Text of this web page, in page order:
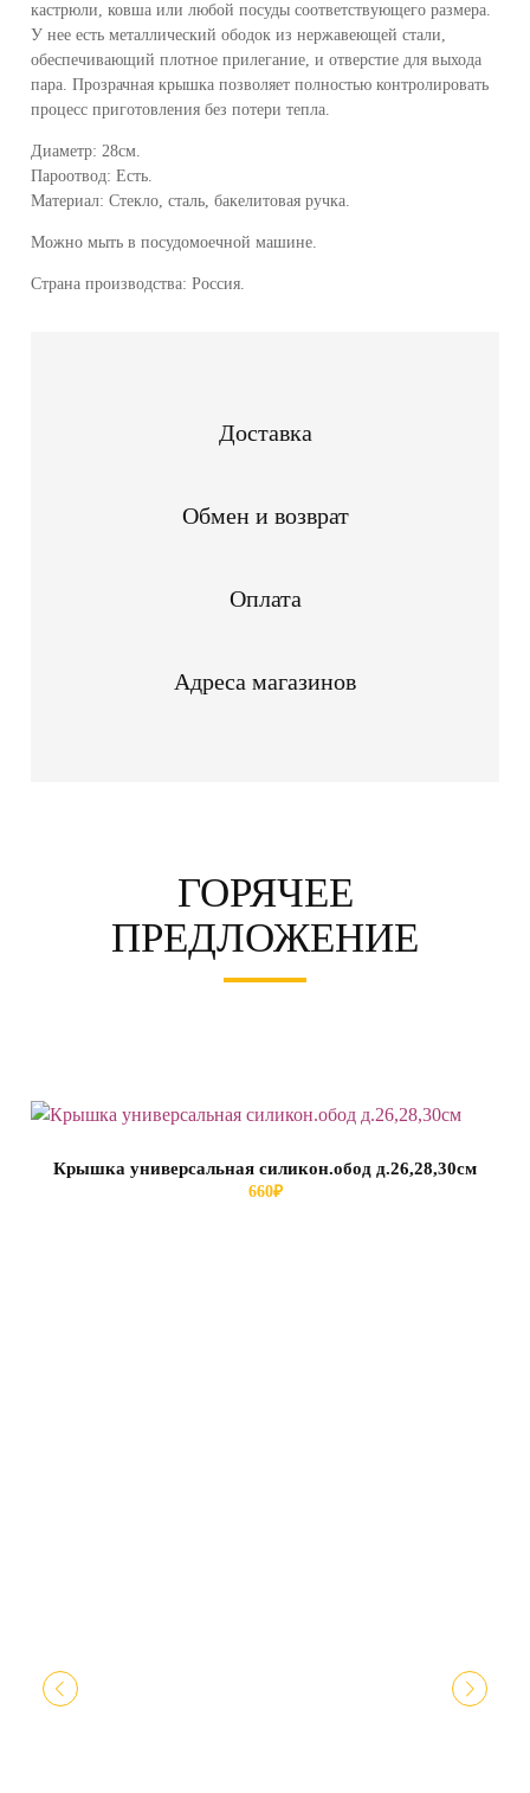
кастрюли, ковша или любой посуды соответствующего размера.
У нее есть металлический ободок из нержавеющей стали,
обеспечивающий плотное прилегание, и отверстие для выхода
пара. Прозрачная крышка позволяет полностью контролировать
процесс приготовления без потери тепла.
Диаметр: 28см.
Пароотвод: Есть.
Материал: Стекло, сталь, бакелитовая ручка.
Можно мыть в посудомоечной машине.
Страна производства: Россия.
Доставка
Обмен и возврат
Оплата
Адреса магазинов
ГОРЯЧЕЕ
ПРЕДЛОЖЕНИЕ
Крышка универсальная силикон.обод д.26,28,30см
660₽